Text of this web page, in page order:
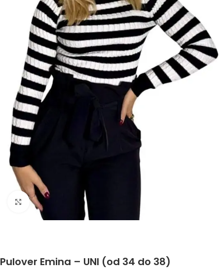
Click to enlarge
Pulover Emina – UNI (od 34 do 38)